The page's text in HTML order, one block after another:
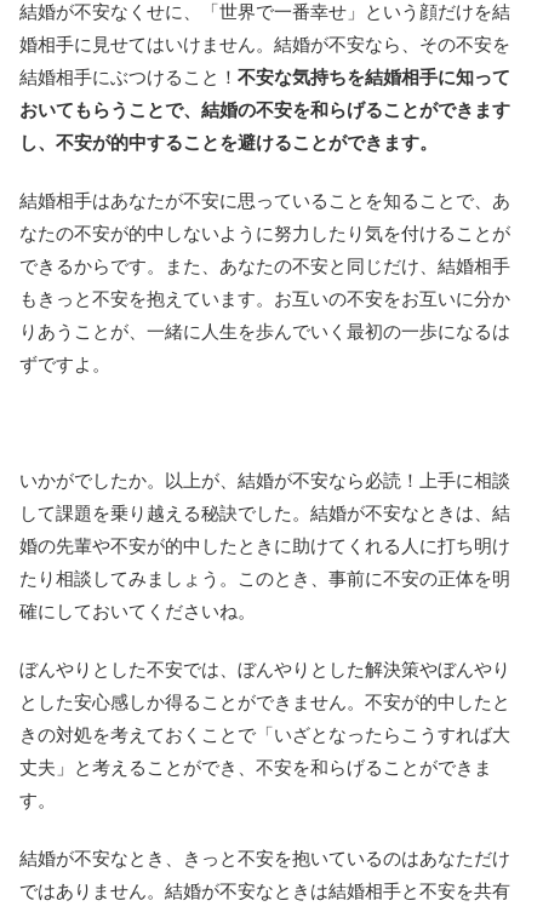
結婚が不安なくせに、「世界で一番幸せ」という顔だけを結
婚相手に見せてはいけません。結婚が不安なら、その不安を
結婚相手にぶつけること！ 不安な気持ちを結婚相手に知って
おいてもらうことで、結婚の不安を和らげることができます
し、不安が的中することを避けることができます。
結婚相手はあなたが不安に思っていることを知ることで、あ
なたの不安が的中しないように努力したり気を付けることが
できるからです。また、あなたの不安と同じだけ、結婚相手
もきっと不安を抱えています。お互いの不安をお互いに分か
りあうことが、一緒に人生を歩んでいく最初の一歩になるは
ずですよ。
いかがでしたか。以上が、結婚が不安なら必読！上手に相談
して課題を乗り越える秘訣でした。結婚が不安なときは、結
婚の先輩や不安が的中したときに助けてくれる人に打ち明け
たり相談してみましょう。このとき、事前に不安の正体を明
確にしておいてくださいね。
ぼんやりとした不安では、ぼんやりとした解決策やぼんやり
とした安心感しか得ることができません。不安が的中したと
きの対処を考えておくことで「いざとなったらこうすれば大
丈夫」と考えることができ、不安を和らげることができま
す。
結婚が不安なとき、きっと不安を抱いているのはあなただけ
ではありません。結婚が不安なときは結婚相手と不安を共有